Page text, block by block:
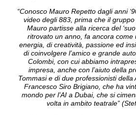
“Conosco Mauro Repetto dagli anni
video degli 883, prima che il
Mauro partisse alla ricerca del
ritrovato un anno, fa ancora come
energia, di creatività, passione ed
di coinvolgere l’amico e grande
Colombi, con cui abbiamo
impresa, anche con l’aiuto della
Tommasi e di due professionisti della
Francesco Siro Brigiano, che ha
mondo per l’AI a Dubai, che si
volta in ambito teatrale”